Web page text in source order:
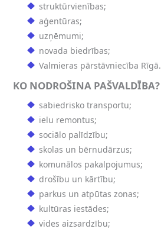
struktūrvienības;
aģentūras;
uzņēmumi;
novada biedrības;
Valmieras pārstāvniecība Rīgā.
KO NODROŠINA PAŠVALDĪBA?
sabiedrisko transportu;
ielu remontus;
sociālo palīdzību;
skolas un bērnudārzus;
komunālos pakalpojumus;
drošību un kārtību;
parkus un atpūtas zonas;
kultūras iestādes;
vides aizsardzību;